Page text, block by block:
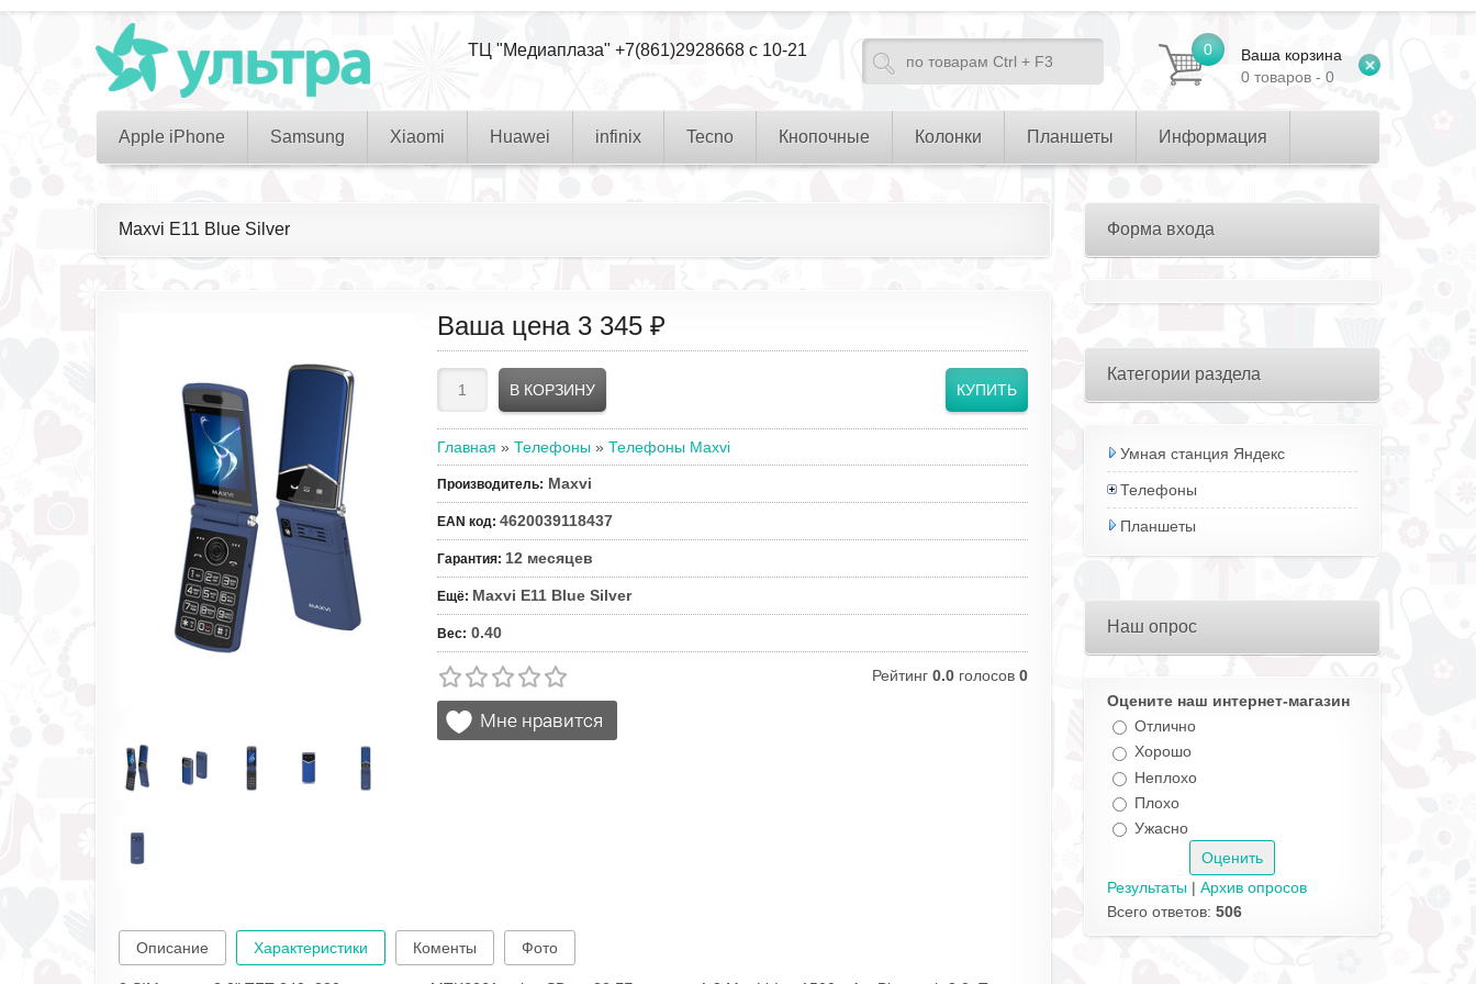
0
Ваша корзина
0 товаров - 0
ТЦ "Медиаплаза" +7(861)2928668 с 10-21
Apple iPhone Samsung Xiaomi Huawei infinix Tecno Кнопочные Колонки Планшеты Информация
Maxvi E11 Blue Silver
Ваша цена 3 345 ₽
Главная » Телефоны » Телефоны Maxvi
Производитель: Maxvi
EAN код: 4620039118437
Гарантия: 12 месяцев
Ещё: Maxvi E11 Blue Silver
Вес: 0.40
Рейтинг 0.0 голосов 0
Описание Характеристики Коменты Фото
Форма входа
Категории раздела
Умная станция Яндекс
Телефоны
Планшеты
Наш опрос
Оцените наш интернет-магазин
Отлично
Хорошо
Неплохо
Плохо
Ужасно
Результаты | Архив опросов
Всего ответов: 506